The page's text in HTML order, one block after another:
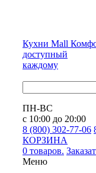
Кухни Mall
доступный
каждому
ПН-ВС
с 10:00 до 20:00
8 (800) 302-77-06
КОРЗИНА
0 товаров.
Меню